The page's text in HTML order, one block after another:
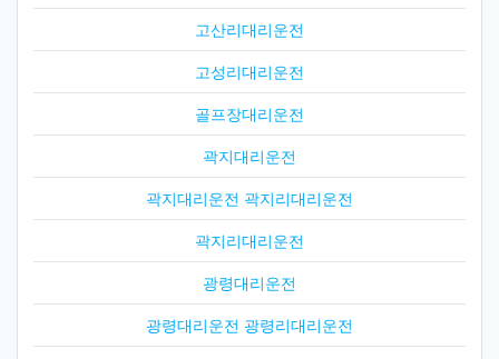
고산리대리운전
고성리대리운전
골프장대리운전
곽지대리운전
곽지대리운전 곽지리대리운전
곽지리대리운전
광령대리운전
광령대리운전 광령리대리운전